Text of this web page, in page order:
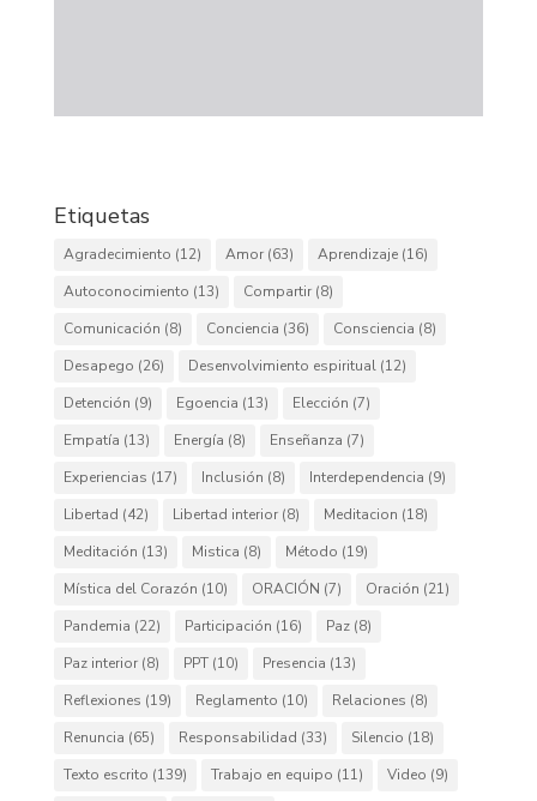
Etiquetas
Agradecimiento (12) Amor(63) Aprendizaje(16)
Autoconocimiento (13) Compartir(8)
Comunicación (8) Conciencia (36) Consciencia (8)
Desapego (26) Desenvolvimiento espiritual(12)
Detención (9) Egoencia (13) Elección (7)
Empatía (13) Energía (8) Enseñanza (7)
Experiencias (17) Inclusión (8) Interdependencia (9)
Libertad (42) Libertad interior(8) Meditacion (18)
Meditación (13) Mistica (8) Método (19)
Mística del Corazón (10) ORACIÓN (7) Oración (21)
Pandemia (22) Participación (16) Paz(8)
Paz interior(8) PPT(10) Presencia (13)
Reflexiones (19) Reglamento (10) Relaciones (8)
Renuncia (65) Responsabilidad (33) Silencio (18)
Texto escrito (139) Trabajo en equipo (11) Video (9)